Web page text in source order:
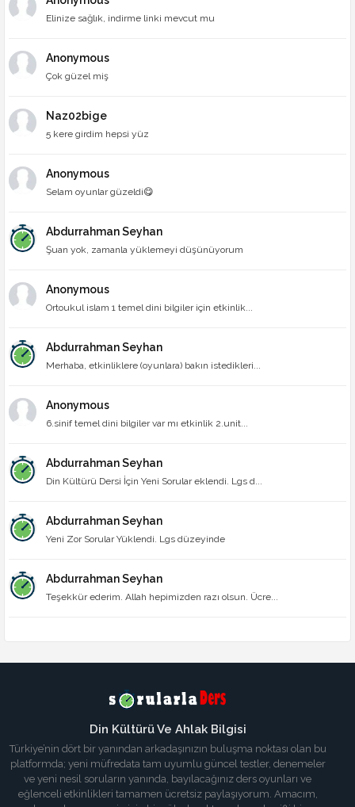
Elinize sağlık, indirme linki mevcut mu
Anonymous
Çok güzel miş
Naz02bige
5 kere girdim hepsi yüz
Anonymous
Selam oyunlar güzeldi😋
Abdurrahman Seyhan
Şuan yok, zamanla yüklemeyi düşünüyorum
Anonymous
Ortoukul islam 1 temel dini bilgiler için etkinlik...
Abdurrahman Seyhan
Merhaba, etkinliklere (oyunlara) bakın istedikleri...
Anonymous
6.sinif temel dini bilgiler var mı etkinlik 2.unit...
Abdurrahman Seyhan
Din Kültürü Dersi İçin Yeni Sorular eklendi. Lgs d...
Abdurrahman Seyhan
Yeni Zor Sorular Yüklendi. Lgs düzeyinde
Abdurrahman Seyhan
Teşekkür ederim. Allah hepimizden razı olsun. Ücre...
Din Kültürü Ve Ahlak Bilgisi
Türkiye’nin dört bir yanından arkadaşınızın buluşma noktası olan bu
platformda; yeni müfredata tam uyumlu güncel testler, denemeler
ve yeni nesil soruların yanında, bayılacağınız ders oyunları ve
eğlenceli etkinlikleri tamamen ücretsiz paylaşıyorum. Amacım,